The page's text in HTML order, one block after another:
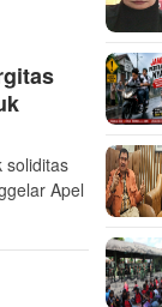
soliditas
Apel